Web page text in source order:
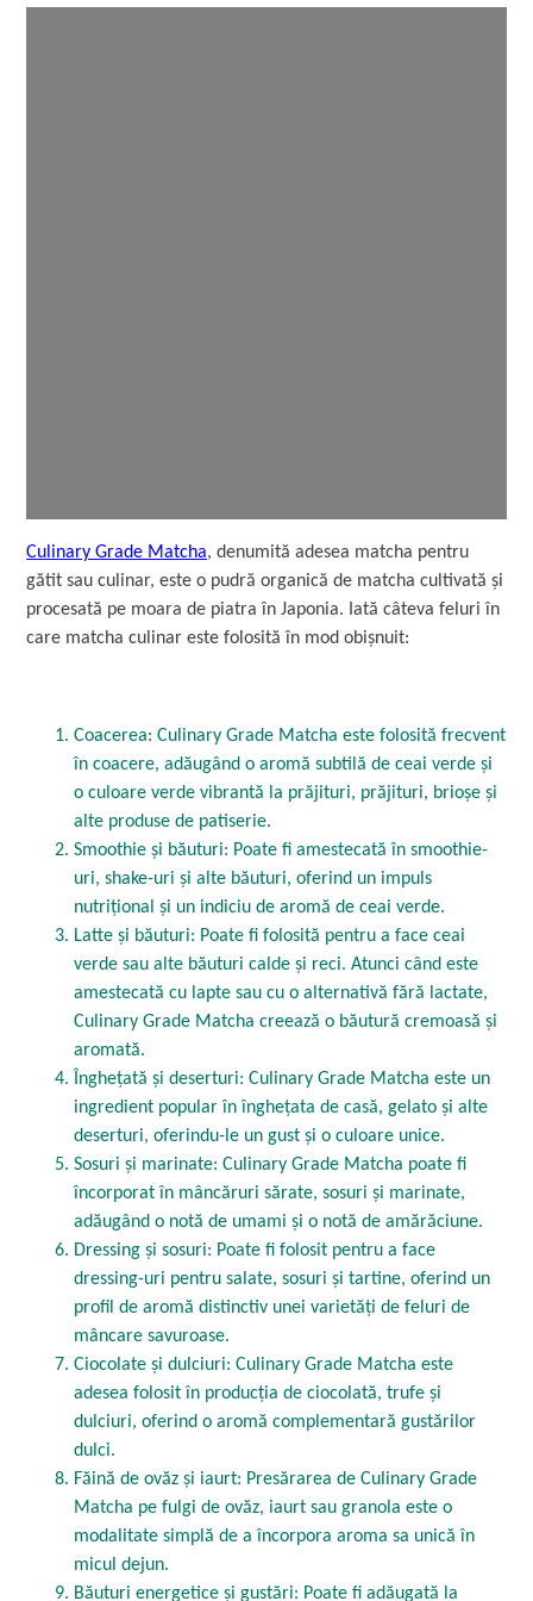
Culinary Grade Matcha, denumită adesea matcha pentru
gătit sau culinar, este o pudră organică de matcha cultivată și
procesată pe moara de piatra în Japonia. Iată câteva feluri în
care matcha culinar este folosită în mod obișnuit:
Coacerea: Culinary Grade Matcha este folosită frecvent
în coacere, adăugând o aromă subtilă de ceai verde și
o culoare verde vibrantă la prăjituri, prăjituri, brioșe și
alte produse de patiserie.
Smoothie și băuturi: Poate fi amestecată în smoothie-
uri, shake-uri și alte băuturi, oferind un impuls
nutrițional și un indiciu de aromă de ceai verde.
Latte și băuturi: Poate fi folosită pentru a face ceai
verde sau alte băuturi calde și reci. Atunci când este
amestecată cu lapte sau cu o alternativă fără lactate,
Culinary Grade Matcha creează o băutură cremoasă și
aromată.
Înghețată și deserturi: Culinary Grade Matcha este un
ingredient popular în înghețata de casă, gelato și alte
deserturi, oferindu-le un gust și o culoare unice.
Sosuri și marinate: Culinary Grade Matcha poate fi
încorporat în mâncăruri sărate, sosuri și marinate,
adăugând o notă de umami și o notă de amărăciune.
Dressing și sosuri: Poate fi folosit pentru a face
dressing-uri pentru salate, sosuri și tartine, oferind un
profil de aromă distinctiv unei varietăți de feluri de
mâncare savuroase.
Ciocolate și dulciuri: Culinary Grade Matcha este
adesea folosit în producția de ciocolată, trufe și
dulciuri, oferind o aromă complementară gustărilor
dulci.
Făină de ovăz și iaurt: Presărarea de Culinary Grade
Matcha pe fulgi de ovăz, iaurt sau granola este o
modalitate simplă de a încorpora aroma sa unică în
micul dejun.
Băuturi energetice și gustări: Poate fi adăugată la